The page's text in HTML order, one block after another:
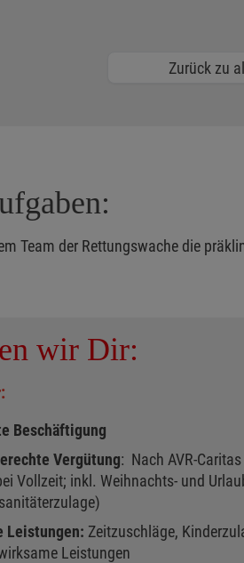
Zurück zu
Team der Rettungswache die
wir Dir:
Beschäftigung
Vergütung: Nach AVR-
Vollzeit; inkl. Weihnachts- und
Leistungen: Zeitzuschläge,
Leistungen